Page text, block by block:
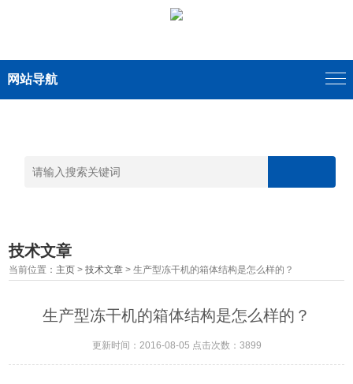
网站导航
技术文章
当前位置： 主页 >技术文章 > 生产型冻干机的箱体结构是怎么样的？
生产型冻干机的箱体结构是怎么样的？
更新时间：2016-08-05 点击次数：3899